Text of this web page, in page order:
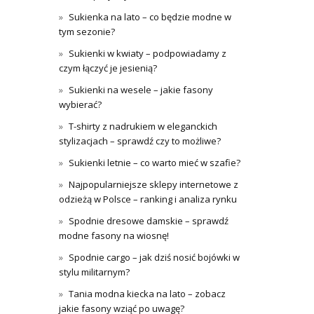
Sukienka na lato – co będzie modne w
tym sezonie?
Sukienki w kwiaty – podpowiadamy z
czym łączyć je jesienią?
Sukienki na wesele – jakie fasony
wybierać?
T-shirty z nadrukiem w eleganckich
stylizacjach – sprawdź czy to możliwe?
Sukienki letnie – co warto mieć w szafie?
Najpopularniejsze sklepy internetowe z
odzieżą w Polsce – ranking i analiza rynku
Spodnie dresowe damskie – sprawdź
modne fasony na wiosnę!
Spodnie cargo – jak dziś nosić bojówki w
stylu militarnym?
Tania modna kiecka na lato – zobacz
jakie fasony wziąć po uwagę?